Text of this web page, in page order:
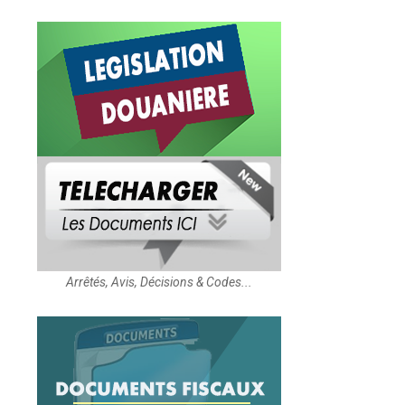
Arrêtés, Avis, Décisions & Codes...